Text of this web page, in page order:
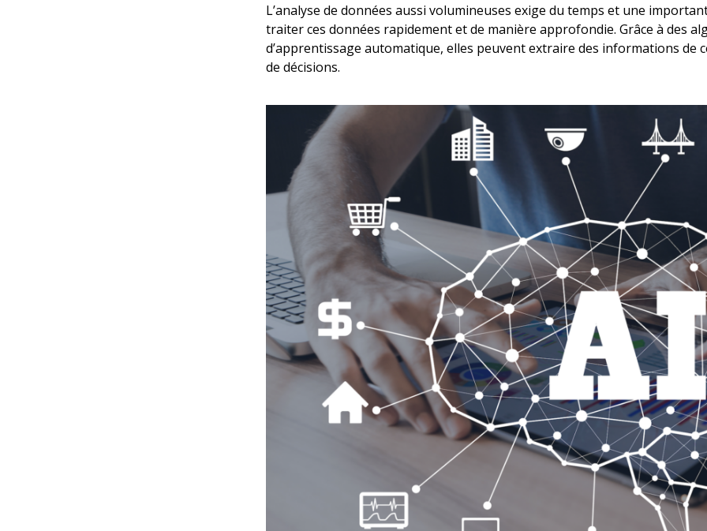
L’analyse de données aussi volumineuses exige du temps et une
traiter ces données rapidement et de manière approfondie. Grâce à des
d’apprentissage automatique, elles peuvent extraire des informations de
de décisions.